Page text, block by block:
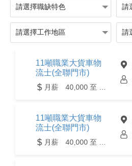
11噸職業大貨車物
流士(全聯門市)
11噸職業大貨車物
流士(全聯門市)